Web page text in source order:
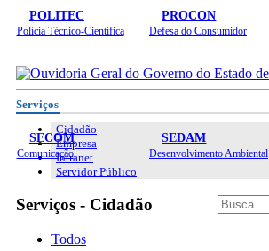
POLITEC
Polícia Técnico-Científica
PROCON
Defesa do Consumidor
SECOM
Comunicação
SEDAM
Desenvolvimento Ambiental
Serviços
Cidadão
Empresa
Intranet
Servidor Público
Serviços - Cidadão
Todos